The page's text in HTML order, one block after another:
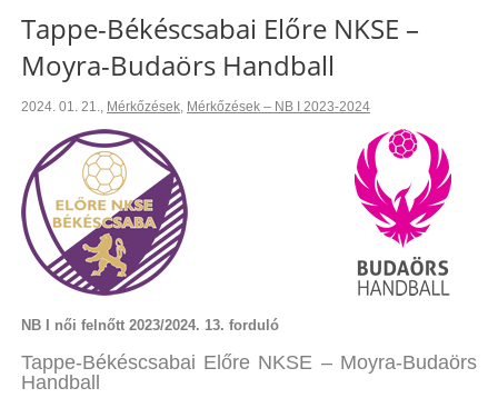
Tappe-Békéscsabai Előre NKSE –
Moyra-Budaörs Handball
2024. 01. 21., Mérkőzések, Mérkőzések – NB I 2023-2024
NB I női felnőtt 2023/2024. 13. forduló
Tappe-Békéscsabai Előre NKSE – Moyra-Budaörs
Handball